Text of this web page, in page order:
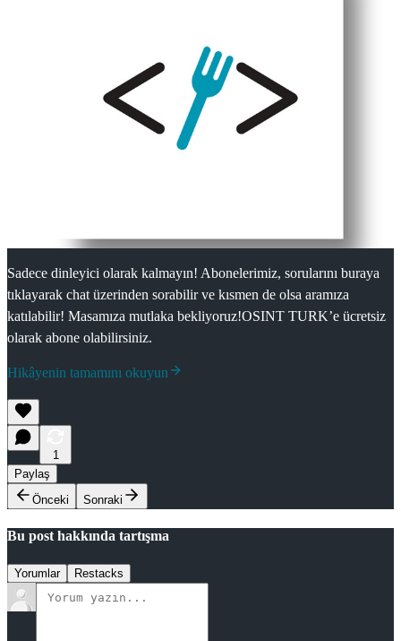
Sadece dinleyici olarak kalmayın! Abonelerimiz, sorularını buraya
tıklayarak chat üzerinden sorabilir ve kısmen de olsa aramıza
katılabilir! Masamıza mutlaka bekliyoruz!OSINT TURK’e ücretsiz
olarak abone olabilirsiniz.
Hikâyenin tamamını okuyun
1
Paylaş
Önceki
Sonraki
Bu post hakkında tartışma
Yorumlar Restacks